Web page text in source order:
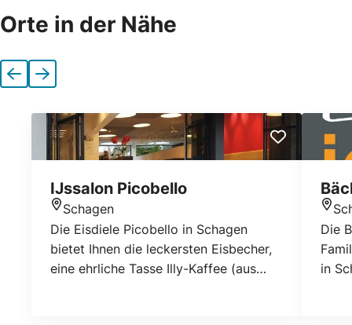
Orte in der Nähe
VorherigeNächste
IJssalon Picobello
Standort
Schagen
Die Eisdiele Picobello in Schagen
bietet Ihnen die leckersten Eisbecher,
eine ehrliche Tasse Illy-Kaffee (aus
Die
in